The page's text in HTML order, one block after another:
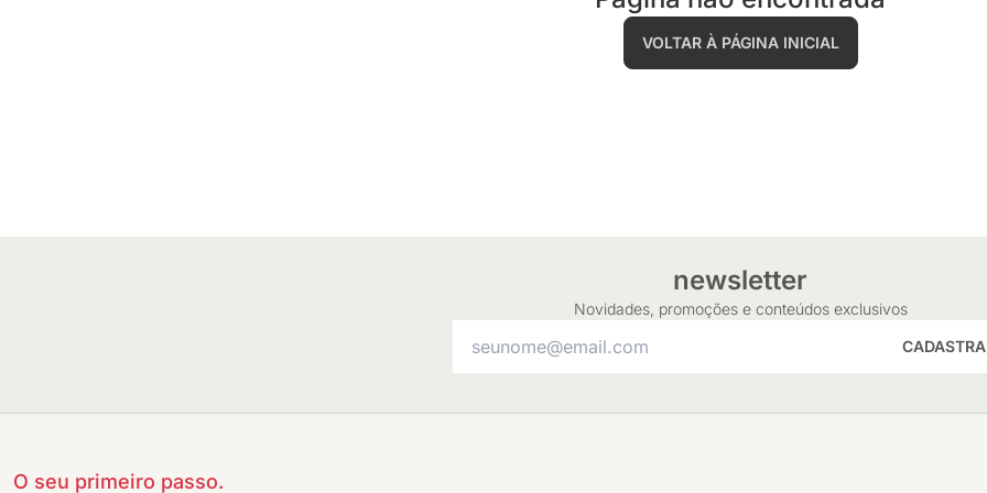
VOLTAR À PÁGINA INICIAL
newsletter
Novidades, promoções e conteúdos exclusivos
O seu primeiro passo.